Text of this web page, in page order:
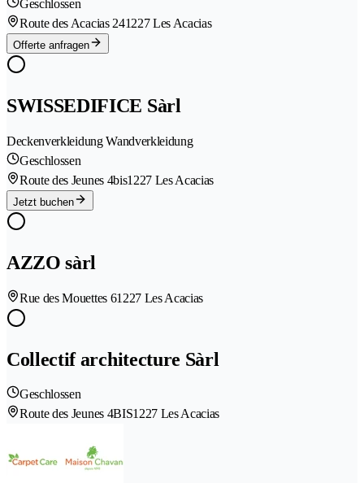
Geschlossen
Route des Acacias 241227 Les Acacias
Offerte anfragen
SWISSEDIFICE Sàrl
Deckenverkleidung Wandverkleidung
Geschlossen
Route des Jeunes 4bis1227 Les Acacias
Jetzt buchen
AZZO sàrl
Rue des Mouettes 61227 Les Acacias
Collectif architecture Sàrl
Geschlossen
Route des Jeunes 4BIS1227 Les Acacias